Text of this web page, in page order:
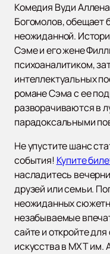
Комедия Вуди
Богомолов, обещает
неожиданной.
Сэме и его жене
психоаналитиком,
интеллектуальных
романе Сэма с ее
разворачиваются в
парадоксальными
Не упустите шанс
события! Купите
насладитесь
друзей или семьи.
неожиданных
незабываемые
сайте и откройте
искусства в МХТ им.